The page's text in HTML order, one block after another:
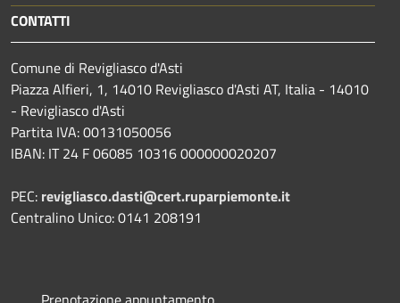
CONTATTI
Comune di Revigliasco d'Asti
Piazza Alfieri, 1, 14010 Revigliasco d'Asti AT, Italia - 14010
- Revigliasco d'Asti
Partita IVA: 00131050056
IBAN: IT 24 F 06085 10316 000000020207
PEC: revigliasco.dasti@cert.ruparpiemonte.it
Centralino Unico: 0141 208191